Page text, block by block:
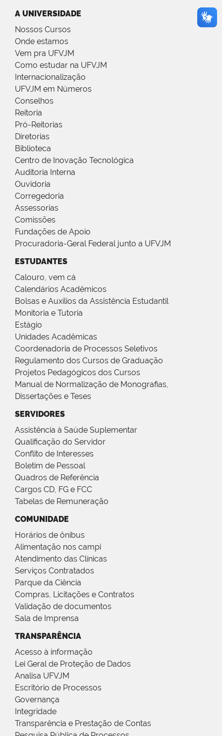
A UNIVERSIDADE
Nossos Cursos
Onde estamos
Vem pra UFVJM
Como estudar na UFVJM
Internacionalização
UFVJM em Números
Conselhos
Reitoria
Pró-Reitorias
Diretorias
Biblioteca
Centro de Inovação Tecnológica
Auditoria Interna
Ouvidoria
Corregedoria
Assessorias
Comissões
Fundações de Apoio
Procuradoria-Geral Federal junto a UFVJM
ESTUDANTES
Calouro, vem cá
Calendários Acadêmicos
Bolsas e Auxílios da Assistência Estudantil
Monitoria e Tutoria
Estágio
Unidades Acadêmicas
Coordenadoria de Processos Seletivos
Regulamento dos Cursos de Graduação
Projetos Pedagógicos dos Cursos
Manual de Normalização de Monografias,
Dissertações e Teses
SERVIDORES
Assistência à Saúde Suplementar
Qualificação do Servidor
Conflito de Interesses
Boletim de Pessoal
Quadros de Referência
Cargos CD, FG e FCC
Tabelas de Remuneração
COMUNIDADE
Horários de ônibus
Alimentação nos campi
Atendimento das Clínicas
Serviços Contratados
Parque da Ciência
Compras, Licitações e Contratos
Validação de documentos
Sala de Imprensa
TRANSPARÊNCIA
Acesso à informação
Lei Geral de Proteção de Dados
Analisa UFVJM
Escritório de Processos
Governança
Integridade
Transparência e Prestação de Contas